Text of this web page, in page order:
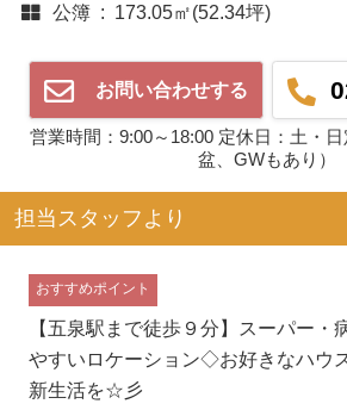
公簿 : 173.05㎡(52.34坪)
お問い合わせする
営業時間：9:00～18:00 定休日：土・
盆、GWもあり）
担当スタッフより
おすすめポイント
【五泉駅まで徒歩９分】スーパー・
やすいロケーション◇お好きなハウ
新生活を☆彡